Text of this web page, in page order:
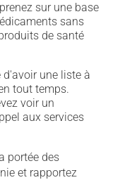
sur une base
sans
de santé
une liste à
tout temps.
voir un
aux services
portée des
et rapportez